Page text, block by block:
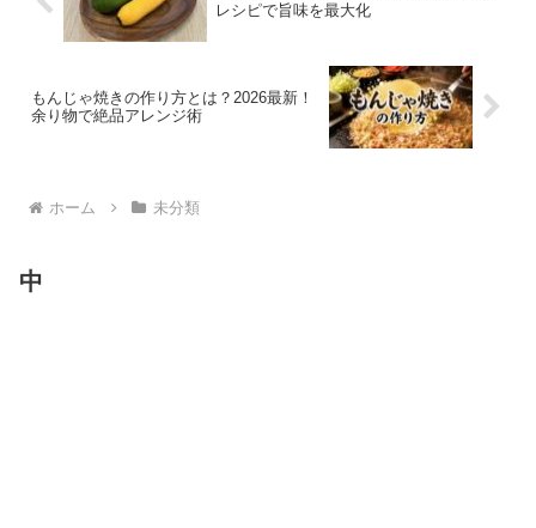
レシピで旨味を最大化
もんじゃ焼きの作り方とは？2026最新！
余り物で絶品アレンジ術
ホーム 未分類
中